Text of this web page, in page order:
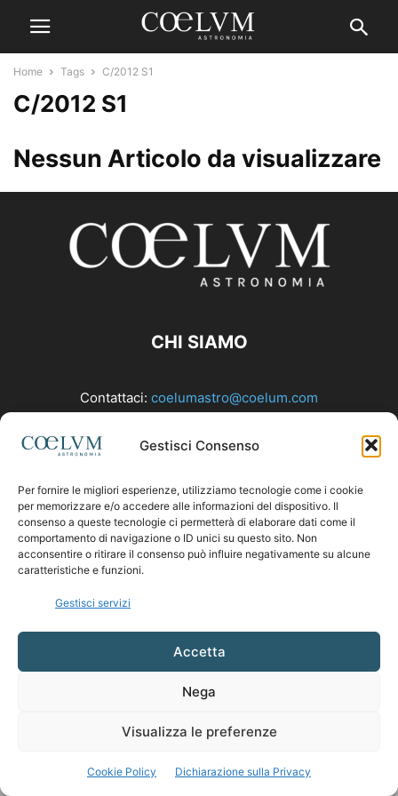
Gestisci Consenso
Per fornire le migliori esperienze, utilizziamo tecnologie come i cookie
per memorizzare e/o accedere alle informazioni del dispositivo. Il
consenso a queste tecnologie ci permetterà di elaborare dati come il
comportamento di navigazione o ID unici su questo sito. Non
acconsentire o ritirare il consenso può influire negativamente su alcune
caratteristiche e funzioni.
Gestisci servizi
Accetta
Nega
Visualizza le preferenze
Cookie Policy Dichiarazione sulla Privacy
Home Tags C/2012 S1
C/2012 S1
Nessun Articolo da visualizzare
CHI SIAMO
Contattaci: coelumastro@coelum.com
SEGUICI